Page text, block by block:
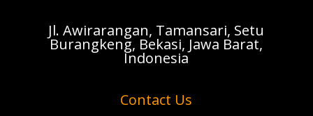
Jl. Awirarangan, Tamansari, Setu
Burangkeng, Bekasi, Jawa Barat,
Indonesia
Contact Us